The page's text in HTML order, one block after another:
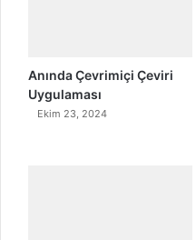
Anında Çevrimiçi Çeviri
Uygulaması
Ekim 23, 2024